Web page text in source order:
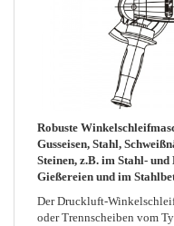
Robuste
Gusseisen, Stahl,
Steinen, z.B. im Stahl-
Gießereien und im
Der Druckluft-
oder Trennscheiben vom